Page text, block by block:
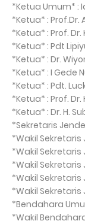
*Ketua Umum* :
*Ketua* : Prof.Dr.
*Ketua* : Prof. Dr.
*Ketua* : Pdt
*Ketua* : Dr.
*Ketua* : I Gede
*Ketua* : Pdt.
*Ketua* : Prof. Dr.
*Ketua* : Dr. H.
*Sekretaris
*Wakil Sekretaris
*Wakil Sekretaris
*Wakil Sekretaris
*Wakil
*Wakil Sekretaris
*Bendahara
*Wakil